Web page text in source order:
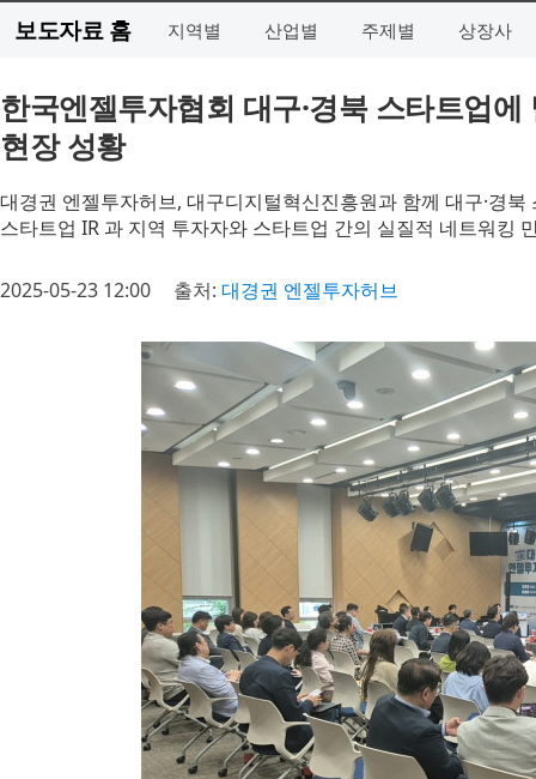
보도자료 홈 지역별 산업별 주제별 상장사
한국엔젤투자협회 대구·경북 스타트업
현장 성황
대경권 엔젤투자허브, 대구디지털혁신진흥원과 함께 대구·경
스타트업 IR 과 지역 투자자와 스타트업 간의 실질적 네트워킹
2025-05-23 12:00 출처: 대경권 엔젤투자허브